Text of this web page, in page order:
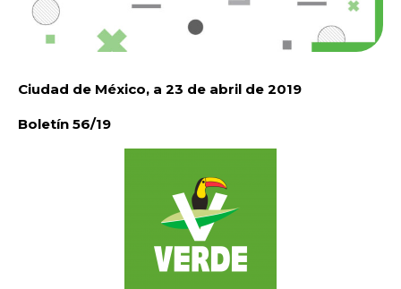
Ciudad de México, a 23 de abril de 2019
Boletín 56/19